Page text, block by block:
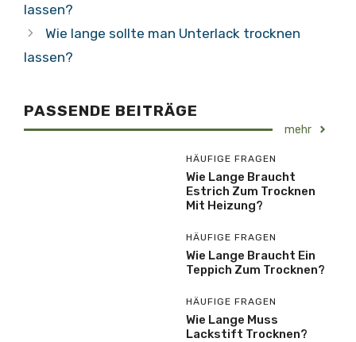
lassen?
Wie lange sollte man Unterlack trocknen
lassen?
PASSENDE BEITRÄGE
mehr
HÄUFIGE FRAGEN
Wie Lange Braucht
Estrich Zum Trocknen
Mit Heizung?
HÄUFIGE FRAGEN
Wie Lange Braucht Ein
Teppich Zum Trocknen?
HÄUFIGE FRAGEN
Wie Lange Muss
Lackstift Trocknen?